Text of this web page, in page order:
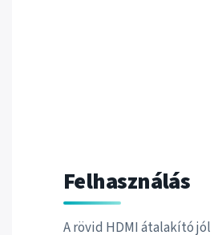
Felhasználás
A rövid HDMI átalakító